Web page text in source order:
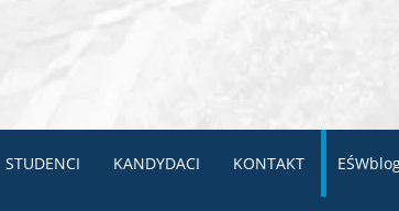
STUDENCI KANDYDACI KONTAKT